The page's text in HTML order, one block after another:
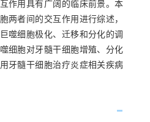
作用具有广阔的临床前景。本
两者间的交互作用进行综述，
噬细胞极化、迁移和分化的调
细胞对牙髓干细胞增殖、分化
牙髓干细胞治疗炎症相关疾病